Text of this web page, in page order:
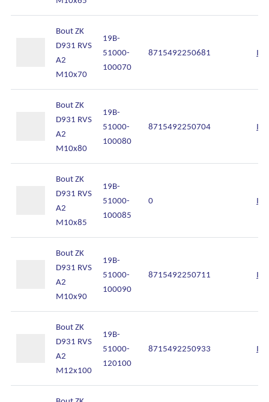
Bout ZK
D931 RVS
A2
M10x70
19B-
51000-
100070
8715492250681
Bout ZK
D931 RVS
A2
M10x80
19B-
51000-
100080
8715492250704
Bout ZK
D931 RVS
A2
M10x85
19B-
51000-
100085
0
Bout ZK
D931 RVS
A2
M10x90
19B-
51000-
100090
8715492250711
Bout ZK
D931 RVS
A2
M12x100
19B-
51000-
120100
8715492250933